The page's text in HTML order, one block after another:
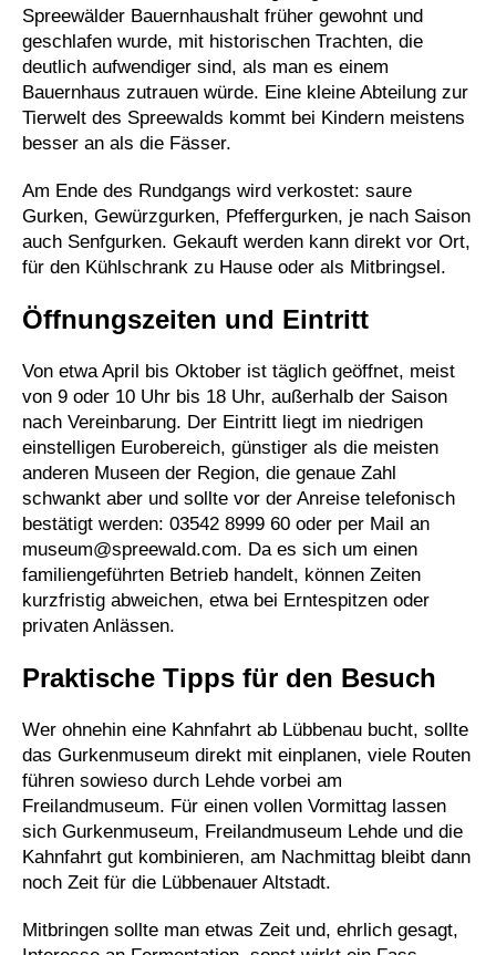
Spreewälder Bauernhaushalt früher gewohnt und
geschlafen wurde, mit historischen Trachten, die
deutlich aufwendiger sind, als man es einem
Bauernhaus zutrauen würde. Eine kleine Abteilung zur
Tierwelt des Spreewalds kommt bei Kindern meistens
besser an als die Fässer.
Am Ende des Rundgangs wird verkostet: saure
Gurken, Gewürzgurken, Pfeffergurken, je nach Saison
auch Senfgurken. Gekauft werden kann direkt vor Ort,
für den Kühlschrank zu Hause oder als Mitbringsel.
Öffnungszeiten und Eintritt
Von etwa April bis Oktober ist täglich geöffnet, meist
von 9 oder 10 Uhr bis 18 Uhr, außerhalb der Saison
nach Vereinbarung. Der Eintritt liegt im niedrigen
einstelligen Eurobereich, günstiger als die meisten
anderen Museen der Region, die genaue Zahl
schwankt aber und sollte vor der Anreise telefonisch
bestätigt werden: 03542 8999 60 oder per Mail an
museum@spreewald.com. Da es sich um einen
familiengeführten Betrieb handelt, können Zeiten
kurzfristig abweichen, etwa bei Erntespitzen oder
privaten Anlässen.
Praktische Tipps für den Besuch
Wer ohnehin eine Kahnfahrt ab Lübbenau bucht, sollte
das Gurkenmuseum direkt mit einplanen, viele Routen
führen sowieso durch Lehde vorbei am
Freilandmuseum. Für einen vollen Vormittag lassen
sich Gurkenmuseum, Freilandmuseum Lehde und die
Kahnfahrt gut kombinieren, am Nachmittag bleibt dann
noch Zeit für die Lübbenauer Altstadt.
Mitbringen sollte man etwas Zeit und, ehrlich gesagt,